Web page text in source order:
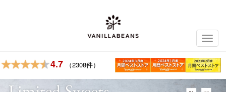
4.7 （2308件）